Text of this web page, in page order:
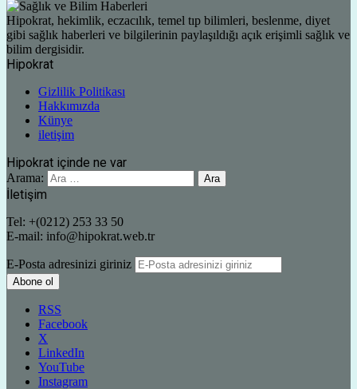
Hipokrat, hekimlik, eczacılık, temel tıp bilimleri, beslenme, diyet
gibi sağlık haberleri ve bilgilerinin paylaşıldığı açık erişimli sağlık ve
bilim dergisidir.
Hipokrat
Gizlilik Politikası
Hakkımızda
Künye
iletişim
Hipokrat içinde ne var
Arama:
İletişim
Tel: +(0212) 253 33 50
E-mail: info@hipokrat.web.tr
E-Posta adresinizi giriniz
RSS
Facebook
X
LinkedIn
YouTube
Instagram